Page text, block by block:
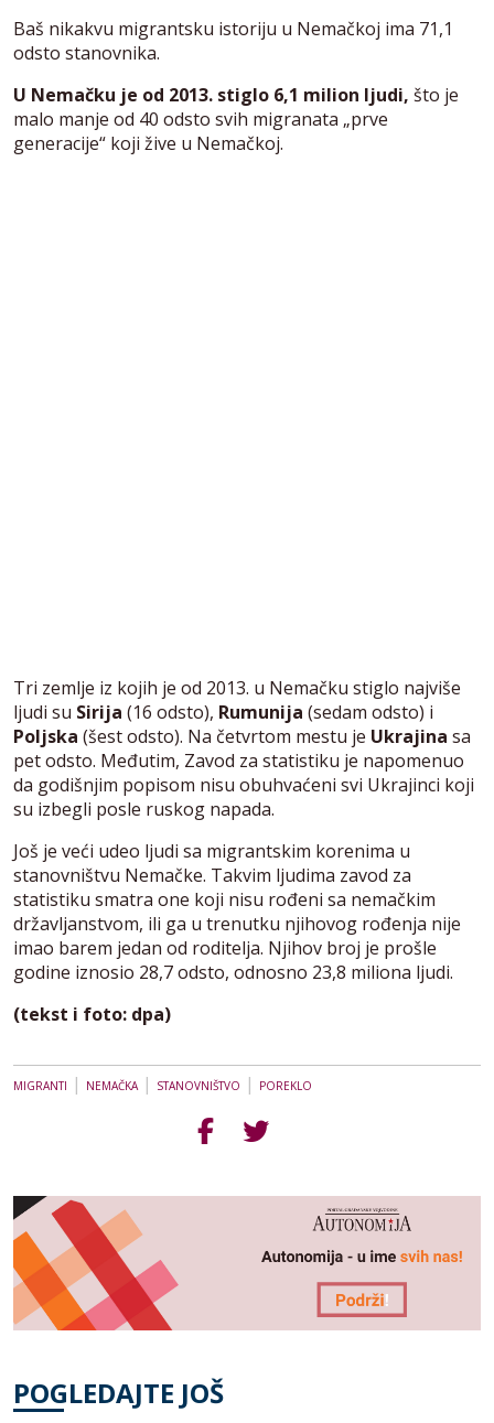
Baš nikakvu migrantsku istoriju u Nemačkoj ima 71,1
odsto stanovnika.
U Nemačku je od 2013. stiglo 6,1 milion ljudi, što je
malo manje od 40 odsto svih migranata „prve
generacije“ koji žive u Nemačkoj.
Tri zemlje iz kojih je od 2013. u Nemačku stiglo najviše
ljudi su Sirija (16 odsto), Rumunija (sedam odsto) i
Poljska (šest odsto). Na četvrtom mestu je Ukrajina sa
pet odsto. Međutim, Zavod za statistiku je napomenuo
da godišnjim popisom nisu obuhvaćeni svi Ukrajinci koji
su izbegli posle ruskog napada.
Još je veći udeo ljudi sa migrantskim korenima u
stanovništvu Nemačke. Takvim ljudima zavod za
statistiku smatra one koji nisu rođeni sa nemačkim
državljanstvom, ili ga u trenutku njihovog rođenja nije
imao barem jedan od roditelja. Njihov broj je prošle
godine iznosio 28,7 odsto, odnosno 23,8 miliona ljudi.
(tekst i foto: dpa)
MIGRANTI | NEMAČKA| STANOVNIŠTVO | POREKLO
POGLEDAJTE JOŠ